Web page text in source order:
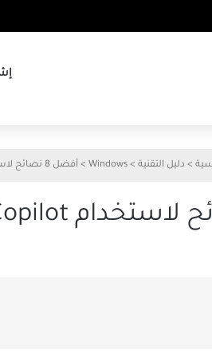
> دليل التقنية >
Windows
> أفضل 8 نصائح لاستخدام Microsoft Copilot على Windows